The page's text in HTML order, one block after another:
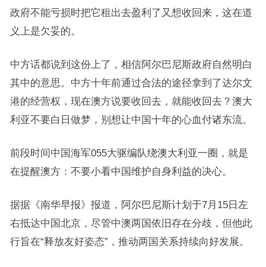
政府不能亏损时把它租出去盈利了又想收回来，这在道
义上是欠妥的。
中方话都说到这份上了，相信阿尔巴尼斯政府自然明白
其中的意思。中方十年前通过合法的途径拿到了达尔文
港的经营权，现在澳方说要收回去，就能收回去？澳大
利亚不要白日做梦，别想让中国十年的心血付诸东流。
前段时间中国海军055大驱编队绕澳大利亚一圈，就是
在提醒澳方：不要小看中国维护自身利益的决心。
据据《南华早报》报道，阿尔巴尼斯计划于7月15日左
右抵达中国北京，尽管中澳两国依旧存在分歧，但他此
行旨在“释放友好姿态”，推动两国关系持续向好发展。